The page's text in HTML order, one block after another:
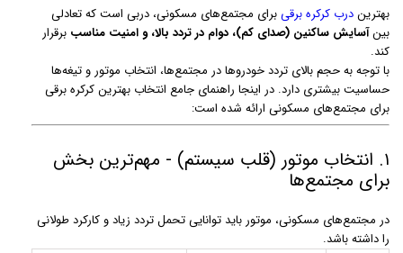
بهتریندرب کرکره برقیبرای مجتمع‌های مسکونی، دربی است که تعادلی
بینآسایش ساکنین (صدای کم)، دوام در تردد بالا، و امنیت مناسب برقرار
کند.
با توجه به حجم بالای تردد خودروها در مجتمع‌ها، انتخاب موتور و تیغه‌ها
حساسیت بیشتری دارد. در اینجا راهنمای جامع انتخاب بهترین کرکره برقی
برای مجتمع‌های مسکونی ارائه شده است:
۱. انتخاب موتور (قلب سیستم) - مهم‌ترین بخش
برای مجتمع‌ها
در مجتمع‌های مسکونی، موتور باید توانایی تحمل تردد زیاد و کارکرد طولانی
را داشته باشد.